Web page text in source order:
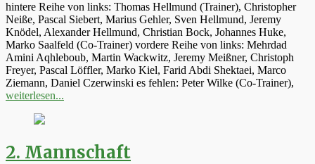
hintere Reihe von links: Thomas Hellmund (Trainer), Christopher
Neiße, Pascal Siebert, Marius Gehler, Sven Hellmund, Jeremy
Knödel, Alexander Hellmund, Christian Bock, Johannes Huke,
Marko Saalfeld (Co-Trainer) vordere Reihe von links: Mehrdad
Amini Aqhleboub, Martin Wackwitz, Jeremy Meißner, Christoph
Freyer, Pascal Löffler, Marko Kiel, Farid Abdi Shektaei, Marco
Ziemann, Daniel Czerwinski es fehlen: Peter Wilke (Co-Trainer),
weiterlesen...
2. Mannschaft